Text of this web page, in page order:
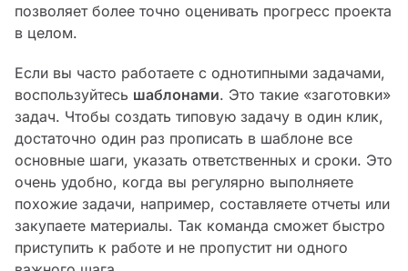
позволяет более точно оценивать прогресс проекта
в целом.
Если вы часто работаете с однотипными задачами,
воспользуйтесь шаблонами. Это такие «заготовки»
задач. Чтобы создать типовую задачу в один клик,
достаточно один раз прописать в шаблоне все
основные шаги, указать ответственных и сроки. Это
очень удобно, когда вы регулярно выполняете
похожие задачи, например, составляете отчеты или
закупаете материалы. Так команда сможет быстро
приступить к работе и не пропустит ни одного